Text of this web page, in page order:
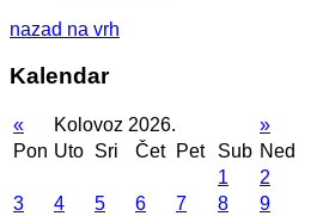
nazad na vrh
Kalendar
« Kolovoz 2026.
»
Pon Uto Sri Čet Pet Sub Ned
1
2
3
4 5 6 7 8
9